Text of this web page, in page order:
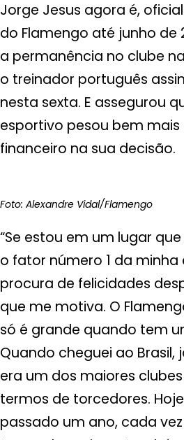
Jorge Jesus agora é,
do Flamengo até junho de
a permanência no clube
o treinador português
nesta sexta. E assegurou
esportivo pesou bem mais
financeiro na sua decisão.
Foto: Alexandre Vidal/Flamengo
“Se estou em um lugar
o fator número 1 da minha
procura de felicidades
que me motiva. O
só é grande quando tem
Quando cheguei ao
era um dos maiores
termos de torcedores.
passado um ano, cada